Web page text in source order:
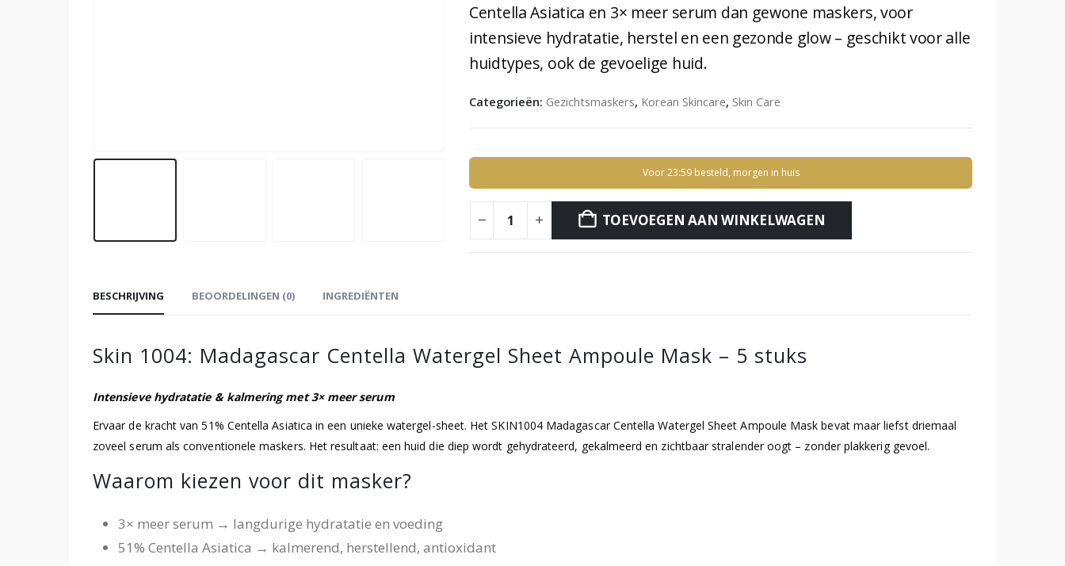
Centella Asiatica en 3× meer serum dan gewone maskers, voor
intensieve hydratatie, herstel en een gezonde glow – geschikt voor alle
huidtypes, ook de gevoelige huid.
Categorieën: Gezichtsmaskers, Korean Skincare, Skin Care
Voor 23:59 besteld, morgen in huis
TOEVOEGEN AAN WINKELWAGEN
BESCHRIJVING BEOORDELINGEN (0) INGREDIËNTEN
Skin 1004: Madagascar Centella Watergel Sheet Ampoule Mask – 5 stuks
Intensieve hydratatie & kalmering met 3× meer serum
Ervaar de kracht van 51% Centella Asiatica in een unieke watergel-sheet. Het SKIN1004 Madagascar Centella Watergel Sheet Ampoule Mask bevat maar liefst driemaal
zoveel serum als conventionele maskers. Het resultaat: een huid die diep wordt gehydrateerd, gekalmeerd en zichtbaar stralender oogt – zonder plakkerig gevoel.
Waarom kiezen voor dit masker?
3× meer serum → langdurige hydratatie en voeding
51% Centella Asiatica → kalmerend, herstellend, antioxidant